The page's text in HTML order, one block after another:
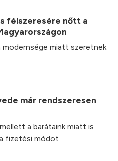
félszeresére nőtt a
modernsége miatt szeretnek
már rendszeresen
a barátaink miatt is
fizetési módot